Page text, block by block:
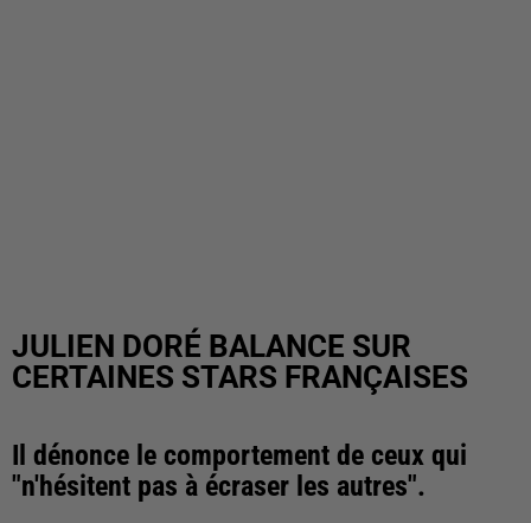
JULIEN DORÉ BALANCE SUR
CERTAINES STARS FRANÇAISES
Il dénonce le comportement de ceux qui
"n'hésitent pas à écraser les autres".